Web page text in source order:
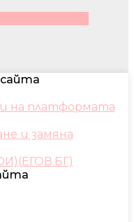
на платформата
и замяна